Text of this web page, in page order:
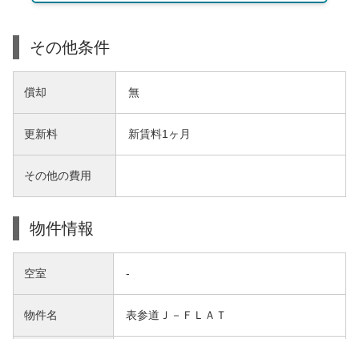
その他条件
償却 無
更新料 新賃料1ヶ月
その他の費用
物件情報
空室 -
物件名 表参道Ｊ－ＦＬＡＴ